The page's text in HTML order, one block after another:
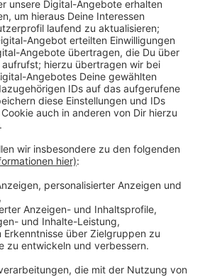
mit der seine Fans genauso
und seine neue Single "Castle"
mit Kai Klüting
hören könnt.
Ende der Welt
Zimmer alias Alle Farben jetzt
Tour. Heißt er gibt jede Menge
Single “Castle”. Aber, wir
Sender lassen auch Stars wie ihn